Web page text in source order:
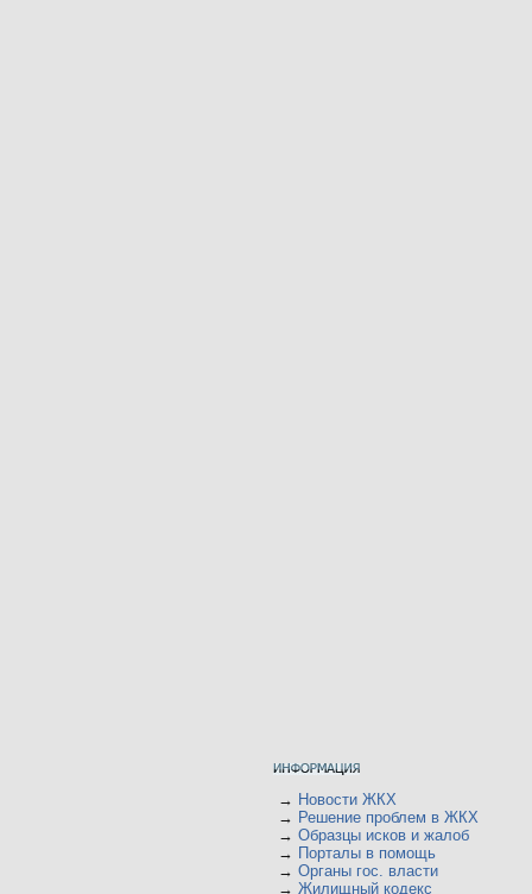
→ Новости ЖКХ
→ Решение проблем в ЖКХ
→ Образцы исков и жалоб
→ Порталы в помощь
→ Органы гос. власти
→ Жилищный кодекс